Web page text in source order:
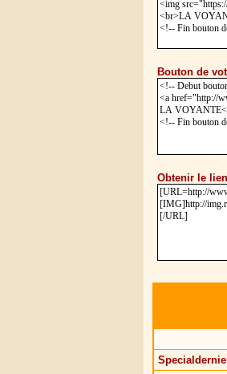
Bouton de
Obtenir le